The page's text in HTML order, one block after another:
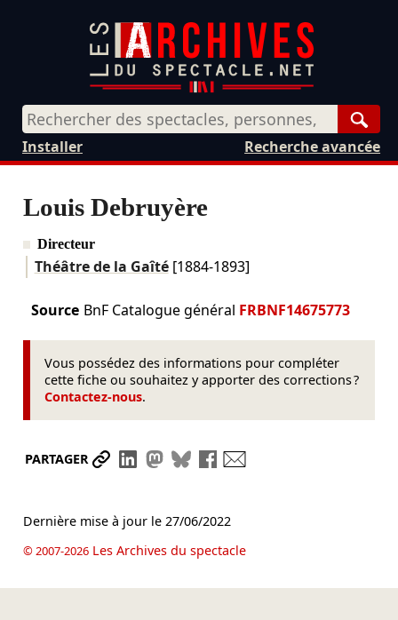
Recherche avancée
Installer
Louis Debruyère
Directeur
Théâtre de la Gaîté[1884-1893]
Source BnF Catalogue général FRBNF14675773
Vous possédez des informations pour compléter
cette fiche ou souhaitez y apporter des corrections ?
Contactez-nous.
PARTAGER Partager le lien
Partager sur LinkedIn
Partager sur Mastodon
Partager sur Bluesky
Partager sur Facebook
Dernière mise à jour le 27/06/2022
© 2007-2026Les Archives du spectacle